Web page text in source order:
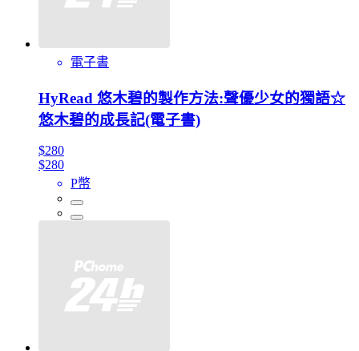
電子書
HyRead 悠木碧的製作方法:聲優少女的獨語☆
悠木碧的成長記(電子書)
$280
$280
P幣